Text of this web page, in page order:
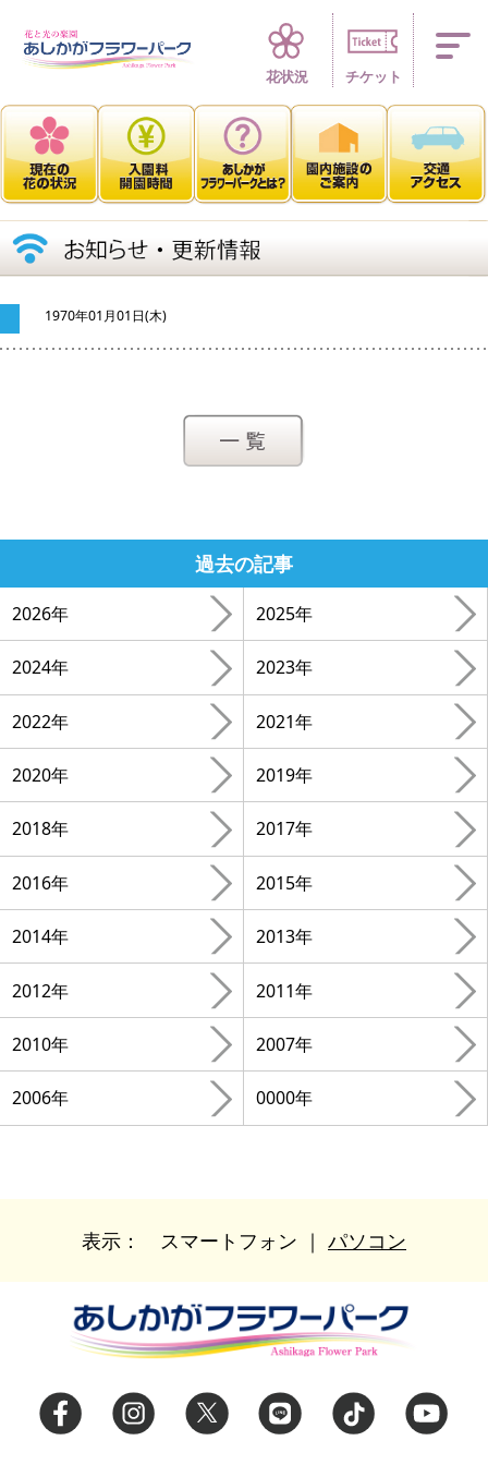
四季折々 花の
花状況 チケット
1970年01月01日(木)
過去の記事
2026年 2025年
2024年 2023年
2022年 2021年
2020年 2019年
2018年 2017年
2016年 2015年
2014年 2013年
2012年 2011年
2010年 2007年
2006年 0000年
表示： スマートフォン ｜ パソコン